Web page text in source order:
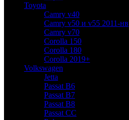
Toyota
Camry v40
Camry v50 и v55 2011-нв
Camry v70
Corolla 150
Corolla 180
Corolla 2019+
Volkswagen
Jetta
Passat B6
Passat B7
Passat B8
Passat CC